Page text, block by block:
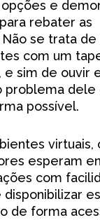
e
rebater as
se trata
com um
e sim de ouvir
problema dele
possível.
virtuais,
esperam
com
de forma